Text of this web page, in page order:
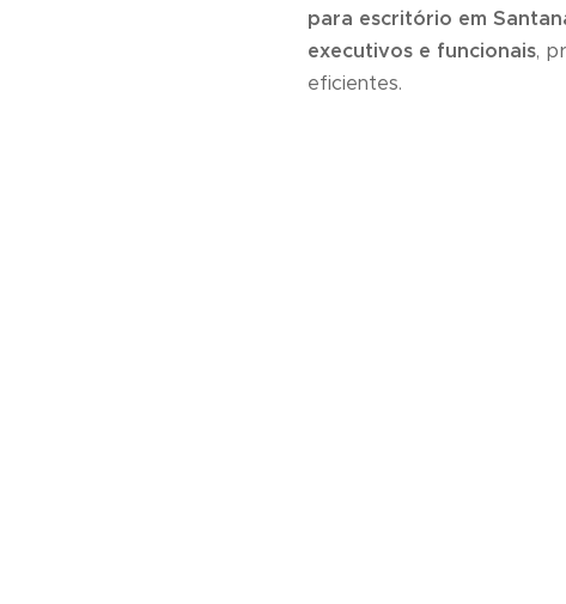
para escritório em
executivos e funcionais,
eficientes.